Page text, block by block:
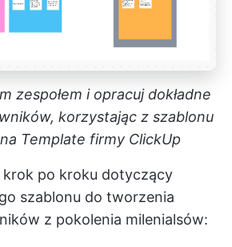
zespołem i opracuj dokładne
korzystając z szablonu
Template firmy ClickUp
po kroku dotyczący
szablonu do tworzenia
z pokolenia milenialsów: